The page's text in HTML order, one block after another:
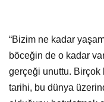
“Bizim ne kadar
böceğin de o kadar
gerçeği unuttu. Birçok
tarihi, bu dünya